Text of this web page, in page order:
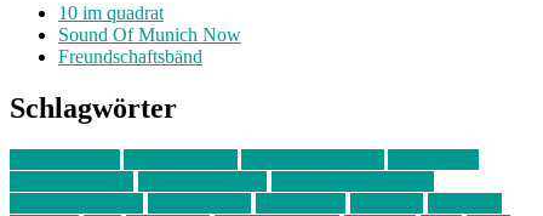
10 im quadrat
Sound Of Munich Now
Freundschaftsbänd
Schlagwörter